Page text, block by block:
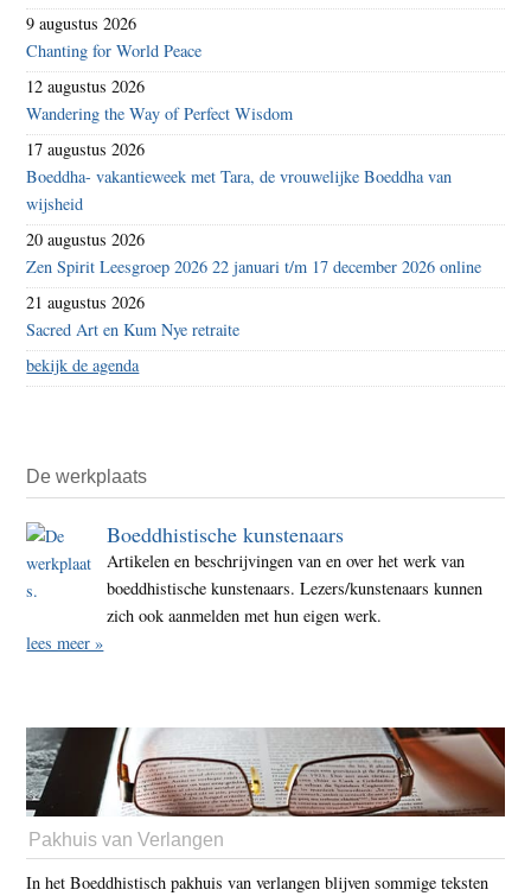
9 augustus 2026
Chanting for World Peace
12 augustus 2026
Wandering the Way of Perfect Wisdom
17 augustus 2026
Boeddha- vakantieweek met Tara, de vrouwelijke Boeddha van
wijsheid
20 augustus 2026
Zen Spirit Leesgroep 2026 22 januari t/m 17 december 2026 online
21 augustus 2026
Sacred Art en Kum Nye retraite
bekijk de agenda
De werkplaats
Boeddhistische kunstenaars
Artikelen en beschrijvingen van en over het werk van
boeddhistische kunstenaars. Lezers/kunstenaars kunnen
zich ook aanmelden met hun eigen werk.
lees meer »
Pakhuis van Verlangen
In het Boeddhistisch pakhuis van verlangen blijven sommige teksten